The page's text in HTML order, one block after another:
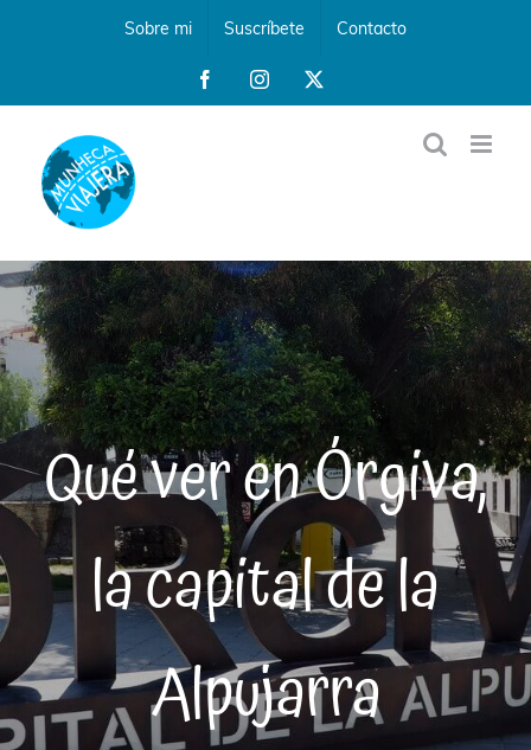
Sobre mi Suscríbete Contacto
FacebookInstagram
Qué ver en Órgiva,
la capital de la
Alpujarra